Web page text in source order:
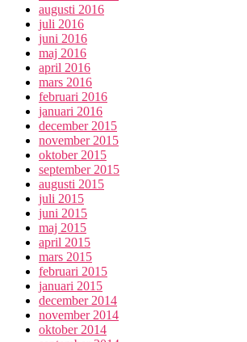
augusti 2016
juli 2016
juni 2016
maj 2016
april 2016
mars 2016
februari 2016
januari 2016
december 2015
november 2015
oktober 2015
september 2015
augusti 2015
juli 2015
juni 2015
maj 2015
april 2015
mars 2015
februari 2015
januari 2015
december 2014
november 2014
oktober 2014